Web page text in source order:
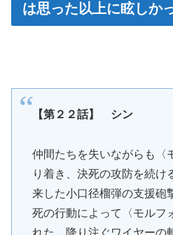
は思った以上に眩しか
【第２２話】 シン
仲間たちを失いながらも〈
り着き、決死の攻防を続け
来した小口径榴弾の支援砲
死の行動によって〈モルフ
れた。降り注ぐワイヤーの